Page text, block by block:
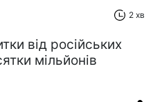
2 хв
від російських
мільйонів